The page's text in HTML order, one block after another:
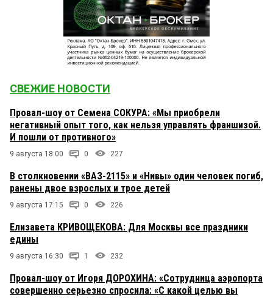
СВЕЖИЕ НОВОСТИ
Провал-шоу от Семена СОКУРА: «Мы приобрели
негативный опыт того, как нельзя управлять франшизой.
И пошли от противного»
9 августа 18:00 0 227
В столкновении «ВАЗ-2115» и «Нивы» один человек погиб,
ранены двое взрослых и трое детей
9 августа 17:15 0 226
Елизавета КРИВОЩЕКОВА: Для Москвы все праздники
едины
9 августа 16:30 1 232
Провал-шоу от Игоря ДОРОХИНА: «Сотрудница аэропорта
совершенно серьезно спросила: «С какой целью вы